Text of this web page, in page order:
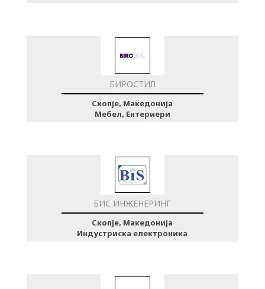
БИРОСТИЛ
Скопје, Македонија
Мебел, Ентериери
БИС ИНЖЕНЕРИНГ
Скопје, Македонија
Индустриска електроника